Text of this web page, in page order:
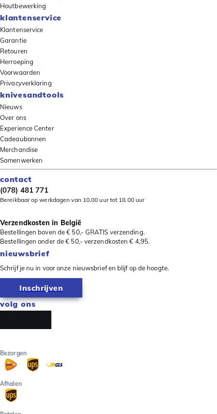
Houtbewerking
klantenservice
Klantenservice
Garantie
Retouren
Herroeping
Voorwaarden
Privacyverklaring
knivesandtools
Nieuws
Over ons
Experience Center
Cadeaubonnen
Merchandise
Samenwerken
contact
(078) 481 771
Bereikbaar op werkdagen van 10.00 uur tot 18.00 uur
Verzendkosten in België
Bestellingen boven de € 50,- GRATIS verzending.
Bestellingen onder de € 50,- verzendkosten € 4,95.
nieuwsbrief
Schrijf je nu in voor onze nieuwsbrief en blijf op de hoogte.
Inschrijven
volg ons
Bezorgen
Afhalen